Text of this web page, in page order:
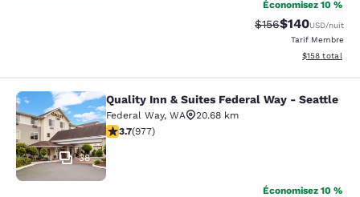
Économisez 10 %
Tarif barré :
$156Tarif réduit :
$140USD/nuit
Tarif Membre
Afficher les
$158 total
Quality Inn & Suites Federal Way -
38
Quality Inn & Suites Federal Way - Seattle
Federal Way, WA
20.68 km
3.72 étoiles. Bien. 977 commentaires
3.7(977)
Économisez 10 %